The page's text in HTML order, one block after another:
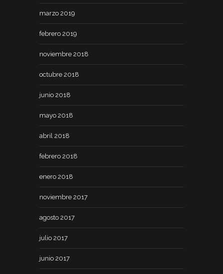
marzo 2019
febrero 2019
noviembre 2018
octubre 2018
junio 2018
mayo 2018
abril 2018
febrero 2018
enero 2018
noviembre 2017
agosto 2017
julio 2017
junio 2017